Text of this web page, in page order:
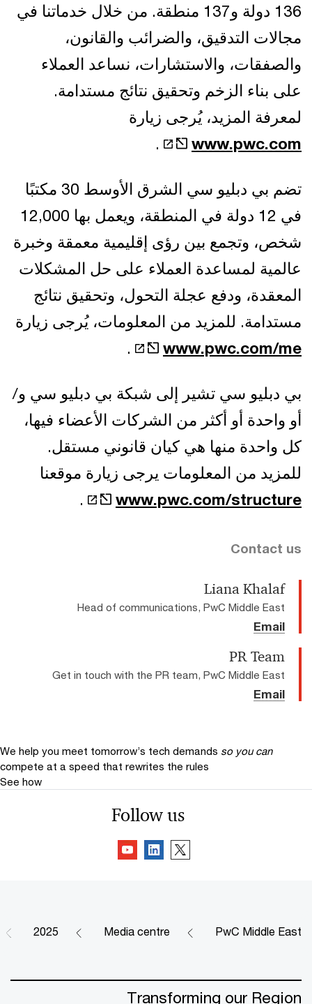
136 دولة و137 منطقة. من خلال خدماتنا في
مجالات التدقيق، والضرائب والقانون،
والصفقات، والاستشارات، نساعد العملاء
على بناء الزخم وتحقيق نتائج مستدامة.
لمعرفة المزيد، يُرجى زيارة
www.pwc.com
.
تضم بي دبليو سي الشرق الأوسط 30 مكتبًا
في 12 دولة في المنطقة، ويعمل بها 12,000
شخص، وتجمع بين رؤى إقليمية معمقة وخبرة
عالمية لمساعدة العملاء على حل المشكلات
المعقدة، ودفع عجلة التحول، وتحقيق نتائج
مستدامة. للمزيد من المعلومات، يُرجى زيارة
www.pwc.com/me
.
بي دبليو سي تشير إلى شبكة بي دبليو سي و/
أو واحدة أو أكثر من الشركات الأعضاء فيها،
كل واحدة منها هي كيان قانوني مستقل.
للمزيد من المعلومات يرجى زيارة موقعنا
www.pwc.com/structure
.
Contact us
Liana Khalaf
Head of communications, PwC Middle East
Email
PR Team
Get in touch with the PR team, PwC Middle East
Email
We help you meet tomorrow’s tech demands so you can
compete at a speed that rewrites the rules
See how
Follow us
PwC Middle East
Media centre
2025
Transforming our Region